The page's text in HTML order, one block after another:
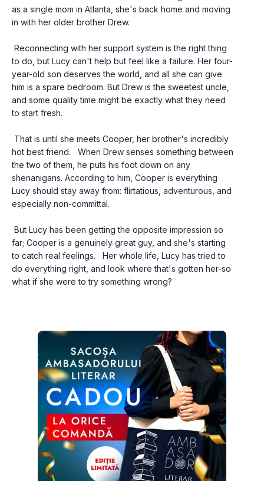
as a single mom in Atlanta, she's back home and moving
in with her older brother Drew.
to do, but Lucy can't help but feel like a failure. Her four-
year-old son deserves the world, and all she can give
him is a spare bedroom. But Drew is the sweetest uncle,
and some quality time might be exactly what they need
to start fresh.
hot best friend.   When Drew senses something between
the two of them, he puts his foot down on any
shenanigans. According to him, Cooper is everything
Lucy should stay away from: flirtatious, adventurous, and
especially non-committal.
far; Cooper is a genuinely great guy, and she's starting
to catch real feelings.   Her whole life, Lucy has tried to
do everything right, and look where that's gotten her-so
what if she were to try something wrong?